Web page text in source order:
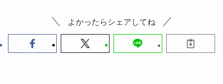
よかったらシェアしてね